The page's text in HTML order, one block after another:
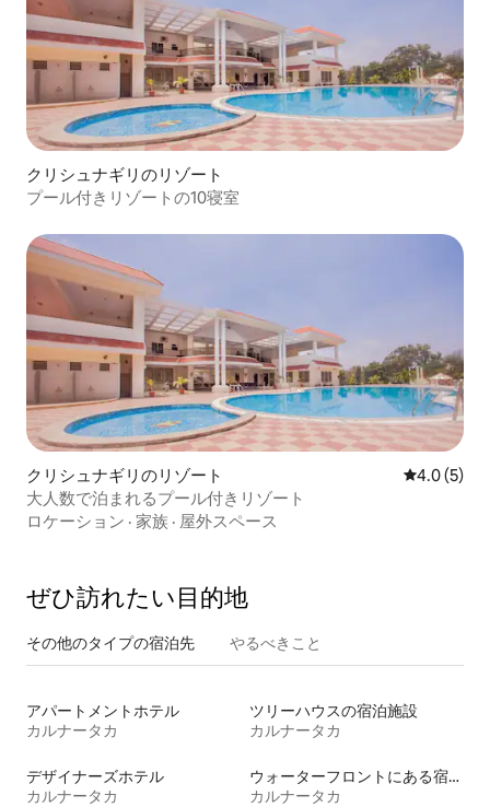
クリシュナギリのリゾート
プール付きリゾートの10寝室
クリシュナギリのリゾート レビュー5
4.0 (5)
大人数で泊まれるプール付きリゾート
ロケーション · 家族 · 屋外スペース
ぜひ訪⁠れ⁠た⁠い目⁠的⁠地
その他のタ⁠イ⁠プ⁠の宿⁠泊⁠先 やるべきこと
アパートメントホテル
カルナータカ
ツリーハウスの宿泊施設
カルナータカ
デザイナーズホテル
カルナータカ
ウォーターフロントにある宿泊施設
カルナータカ